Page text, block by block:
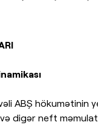
ABŞ hökumətinin
digər neft